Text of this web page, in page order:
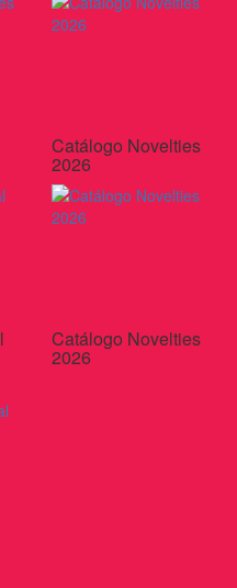
Catálogo Novelties
2026
Catálogo Novelties
2026